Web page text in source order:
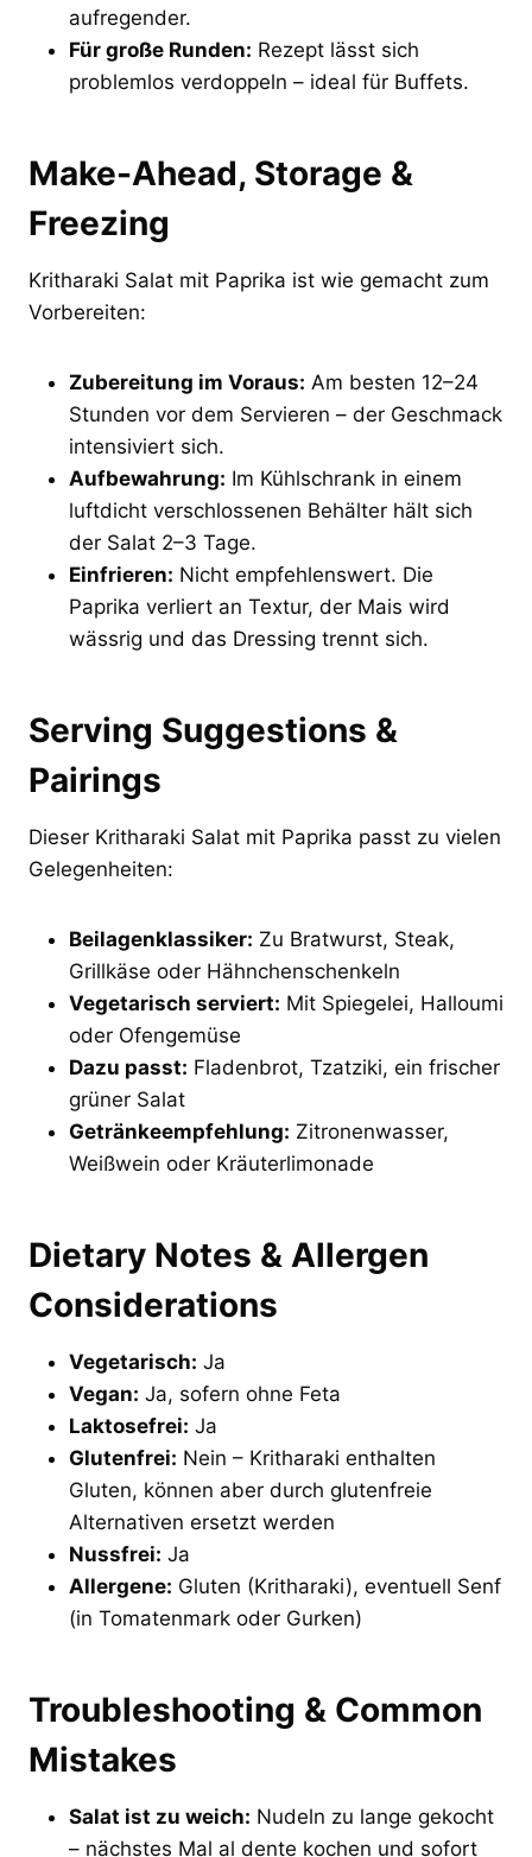
aufregender.
Für große Runden: Rezept lässt sich
problemlos verdoppeln – ideal für Buffets.
Make-Ahead, Storage &
Freezing
Kritharaki Salat mit Paprika ist wie gemacht zum
Vorbereiten:
Zubereitung im Voraus: Am besten 12–24
Stunden vor dem Servieren – der Geschmack
intensiviert sich.
Aufbewahrung: Im Kühlschrank in einem
luftdicht verschlossenen Behälter hält sich
der Salat 2–3 Tage.
Einfrieren: Nicht empfehlenswert. Die
Paprika verliert an Textur, der Mais wird
wässrig und das Dressing trennt sich.
Serving Suggestions &
Pairings
Dieser Kritharaki Salat mit Paprika passt zu vielen
Gelegenheiten:
Beilagenklassiker: Zu Bratwurst, Steak,
Grillkäse oder Hähnchenschenkeln
Vegetarisch serviert: Mit Spiegelei, Halloumi
oder Ofengemüse
Dazu passt: Fladenbrot, Tzatziki, ein frischer
grüner Salat
Getränkeempfehlung: Zitronenwasser,
Weißwein oder Kräuterlimonade
Dietary Notes & Allergen
Considerations
Vegetarisch: Ja
Vegan: Ja, sofern ohne Feta
Laktosefrei: Ja
Glutenfrei: Nein – Kritharaki enthalten
Gluten, können aber durch glutenfreie
Alternativen ersetzt werden
Nussfrei: Ja
Allergene: Gluten (Kritharaki), eventuell Senf
(in Tomatenmark oder Gurken)
Troubleshooting & Common
Mistakes
Salat ist zu weich: Nudeln zu lange gekocht
– nächstes Mal al dente kochen und sofort